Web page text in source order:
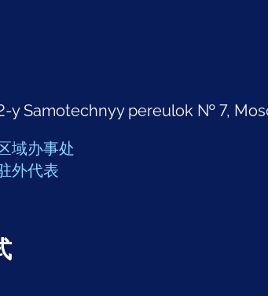
y Samotechnyy pereulok № 7,
域办事处
外代表